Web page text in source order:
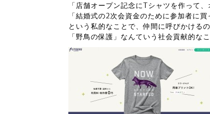
「店舗オープン記念にTシャツを作って
「結婚式の2次会資金のために参加者に買
という私的なことで、仲間に呼びかける
「野鳥の保護」なんていう社会貢献的な